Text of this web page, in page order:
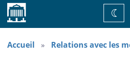
Accueil
de
Accueil Relations avec les